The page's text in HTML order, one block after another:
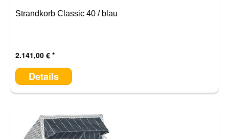
Strandkorb Classic 40 / blau
2.141,00 €
Details